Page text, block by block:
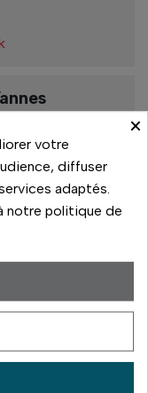
×
votre
diffuser
adaptés.
notre politique de